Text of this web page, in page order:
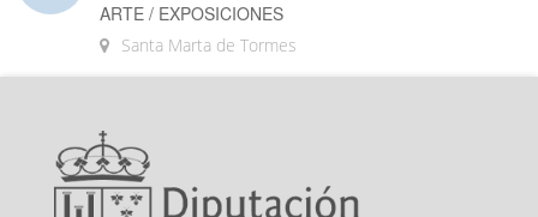
ARTE / EXPOSICIONES
Santa Marta de Tormes